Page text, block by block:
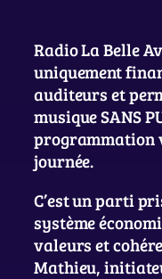
Radio La Belle
uniquement
auditeurs et
musique SANS
programmation
journée.
C’est un parti
système
valeurs et
Mathieu,